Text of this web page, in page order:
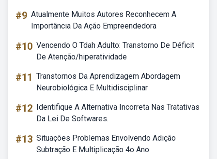
#9 Atualmente Muitos Autores Reconhecem A
Importância Da Ação Empreendedora
#10 Vencendo O Tdah Adulto: Transtorno De Déficit
De Atenção/hiperatividade
#11 Transtornos Da Aprendizagem Abordagem
Neurobiológica E Multidisciplinar
#12 Identifique A Alternativa Incorreta Nas Tratativas
Da Lei De Softwares.
#13 Situações Problemas Envolvendo Adição
Subtração E Multiplicação 4o Ano